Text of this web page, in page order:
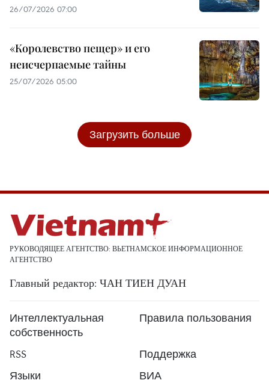
26/07/2026 07:00
«Королевство пещер» и его
неисчерпаемые тайны
25/07/2026 05:00
Загрузить больше
РУКОВОДЯЩЕЕ АГЕНТСТВО: ВЬЕТНАМСКОЕ ИНФОРМАЦИОННОЕ
АГЕНТСТВО
Главный редактор: ЧАН ТИЕН ДУАН
Интеллектуальная
собственность
Правила пользования
RSS
Поддержка
Языки
ВИА